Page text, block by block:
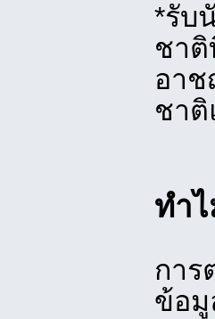
*รับ
ชาติ
อา
ชาติ
ทำ
การ
ข้อมู